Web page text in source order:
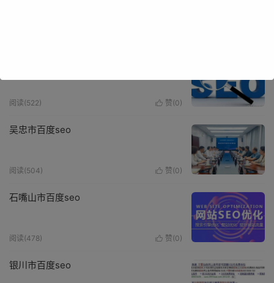
 赞(0)
阅读(522)
吴忠市百度seo
 赞(0)
阅读(504)
石嘴山市百度seo
 赞(0)
阅读(478)
银川市百度seo